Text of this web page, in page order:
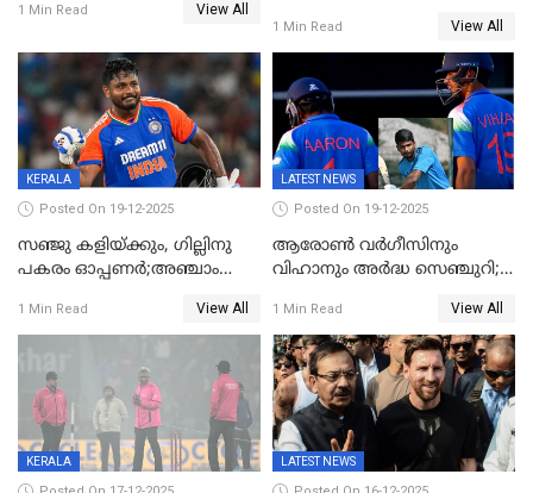
1 Min Read View All
പ്രഖ്യാപിച്ച് ബി.സി.സി.ഐ
1 Min Read View All
KERALA
Posted On 19-12-2025
സഞ്ജു കളിയ്ക്കും, ഗില്ലിനു
പകരം ഓപ്പണർ;അഞ്ചാം
മാറ്റം
1 Min Read View All
LATEST NEWS
Posted On 19-12-2025
ആരോൺ വർഗീസിനും
വിഹാനും അർദ്ധ സെഞ്ചുറി;
ഇന്ത്യ ഫൈനലിൽ
1 Min Read View All
KERALA LATEST NEWS